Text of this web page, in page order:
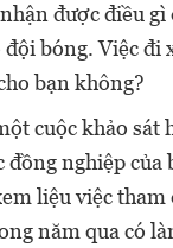
được điều gì
đội bóng. Việc đi
bạn không?
cuộc khảo sát
đồng nghiệp của
liệu việc
năm qua có